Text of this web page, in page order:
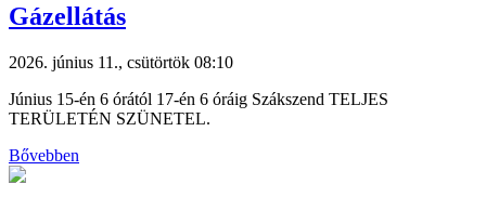
Gázellátás
2026. június 11., csütörtök 08:10
Június 15-én 6 órától 17-én 6 óráig Szákszend TELJES
TERÜLETÉN SZÜNETEL.
Bővebben